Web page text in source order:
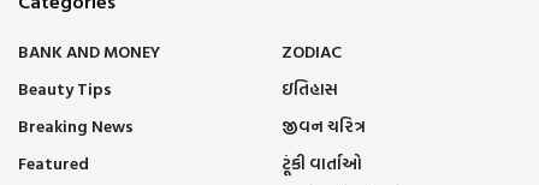
BANK AND MONEY
Beauty Tips
Breaking News
Featured
ZODIAC
ઇતિહાસ
જીવન ચરિત્ર
ટૂંકી વાર્તાઓ